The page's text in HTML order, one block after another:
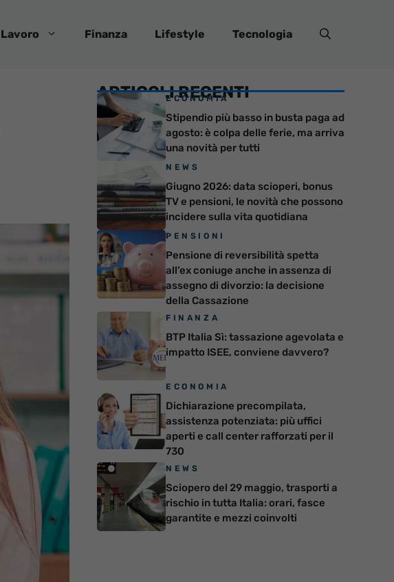
Lavoro Finanza Lifestyle Tecnologia
ARTICOLI RECENTI
ECONOMIA
Stipendio più basso in busta paga ad
agosto: è colpa delle ferie, ma arriva
una novità per tutti
NEWS
Giugno 2026: data scioperi, bonus
TV e pensioni, le novità che possono
incidere sulla vita quotidiana
PENSIONI
Pensione di reversibilità spetta
all’ex coniuge anche in assenza di
assegno di divorzio: la decisione
della Cassazione
FINANZA
BTP Italia Sì: tassazione agevolata e
impatto ISEE, conviene davvero?
ECONOMIA
Dichiarazione precompilata,
assistenza potenziata: più uffici
aperti e call center rafforzati per il
730
NEWS
Sciopero del 29 maggio, trasporti a
rischio in tutta Italia: orari, fasce
garantite e mezzi coinvolti